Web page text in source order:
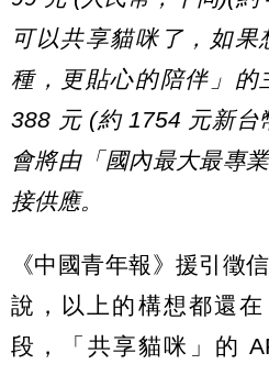
可以共享貓咪了，如
種，更貼心的陪伴」的
388 元 (約 1754 元新台
會將由「國內最大最專
接供應。
《中國青年報》援引徵
說，以上的構想都還
段，「共享貓咪」的